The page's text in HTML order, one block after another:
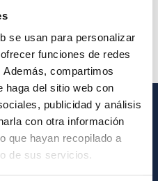
se usan para personalizar
funciones de redes
compartimos
haga del sitio web con
publicidad y análisis
con otra información
que hayan recopilado a
de sus servicios.